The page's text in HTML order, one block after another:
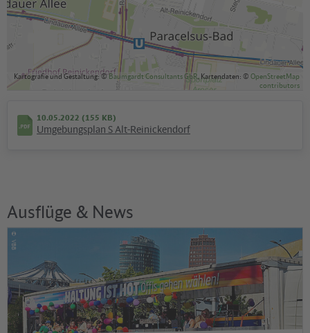
Kartografie und Gestaltung: ©Baumgardt Consultants GbR , Kartendaten: ©OpenStreetMap
contributors
10.05.2022 (155 KB)
Umgebungsplan S Alt-Reinickendorf
Ausflüge & News
©
VBB